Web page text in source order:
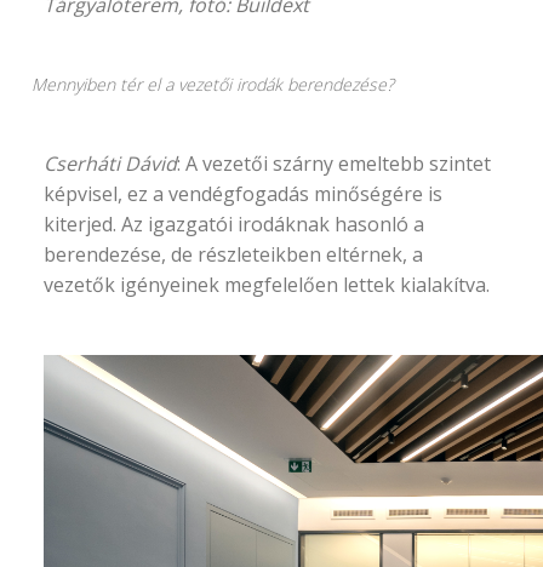
Mennyiben tér el a vezetői irodák berendezése?
Cserháti Dávid: A vezetői szárny emeltebb szintet
képvisel, ez a vendégfogadás minőségére is
kiterjed. Az igazgatói irodáknak hasonló a
berendezése, de részleteikben eltérnek, a
vezetők igényeinek megfelelően lettek kialakítva.